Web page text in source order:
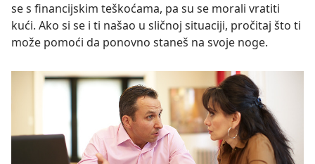
se s financijskim teškoćama, pa su se morali vratiti
kući. Ako si se i ti našao u sličnoj situaciji, pročitaj što ti
može pomoći da ponovno staneš na svoje noge.